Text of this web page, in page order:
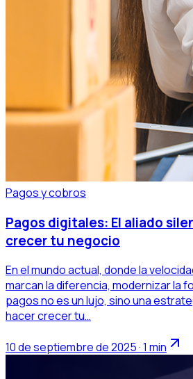
Pagos y cobros
Pagos digitales: El aliado
crecer tu negocio
En el mundo actual, donde la
marcan la diferencia, modernizar la
pagos no es un lujo, sino una
hacer crecer tu…
10 de septiembre de 2025 · 1 min